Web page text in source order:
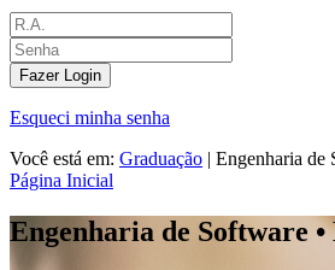
Fazer Login
Esqueci minha senha
Você está em: Graduação | Engenharia de
Página Inicial
Engenharia de Software